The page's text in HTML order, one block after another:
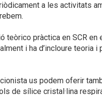
a les activitats
teòrico pràctica en SCR
i ha d’incloure teoria
us podem oferir
de sílice cristal·lina